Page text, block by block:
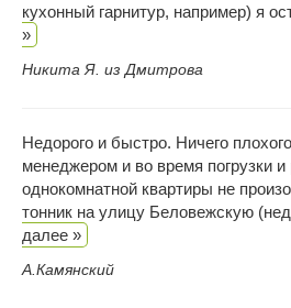
кухонный гарнитур, например) я
»
Никита Я. из Дмитрова
Недорого и быстро. Ничего
менеджером и во время погрузки и
однокомнатной квартиры не
тонник на улицу Беловежскую
далее »
А.Камянский